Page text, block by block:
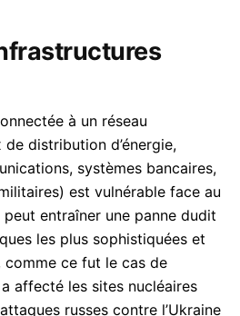
à un réseau
distribution d’énergie,
systèmes bancaires,
est vulnérable face au
entraîner une panne dudit
les plus sophistiquées et
ce fut le cas de
affecté les sites nucléaires
russes contre l’Ukraine